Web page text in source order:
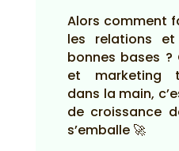
Alors comment
les relations
bonnes bases
et marketing
dans la main,
de croissance
s’emballe 🚀